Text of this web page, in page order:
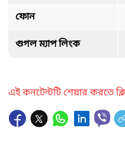
ফোন
গুগল ম্যাপ লিংক
এই কনটেন্টটি শেয়ার করতে